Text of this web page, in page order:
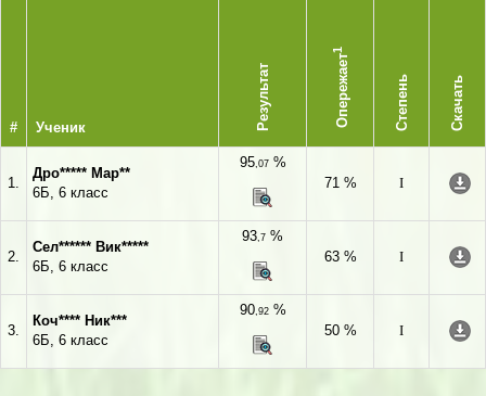
# Ученик Результат Опережает
1
Степень Скачать
1.
Дро***** Мар**
6Б, 6 класс
95,07%
71 %
I
2.
Сел****** Вик*****
6Б, 6 класс
93,7 %
63 %
I
3.
Коч**** Ник***
6Б, 6 класс
90,92%
50 %
I